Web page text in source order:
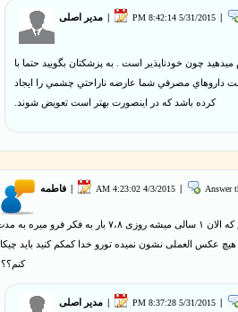
مدیر اصلی 5/31/2015 8:42:14 PM
چون خودناپذير است . به پزشكتان بگوييد حتما با
مصرفي شما عارضه ناراحتي چشمي را ايجاد
كرده باشد كه در اينصورت بهتر است تعويض شوند.
فاطمه 4/3/2015 4:23:02 AM Answer
با سلام و خسته نباشید من یه خواهر ۱۴ ساله دارم که الان ۱ سالی میشه روزی ۷،۸ بار به فکر فرو میره
هیچ عکس العملی نشون نمیده تورو خدا کمکم کنید باید
مدیر اصلی 5/31/2015 8:37:28 PM